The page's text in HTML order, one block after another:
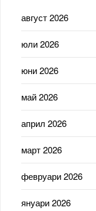
август 2026
юли 2026
юни 2026
май 2026
април 2026
март 2026
февруари 2026
януари 2026